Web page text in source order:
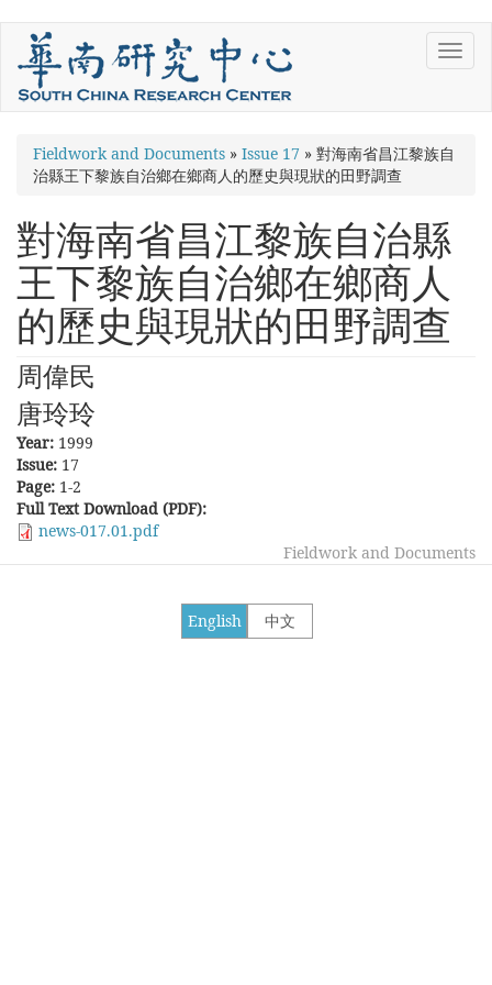
Skip
main
content
You
are
here
Fieldwork and Documents » Issue 17 » 對海南省昌江黎族自
治縣王下黎族自治鄉在鄉商人的歷史與現狀的田野調查
對海南省昌江黎族自治縣
王下黎族自治鄉在鄉商人
的歷史與現狀的田野調查
周偉民
唐玲玲
Year: 1999
Issue: 17
Page: 1-2
Full Text Download (PDF):
news-017.01.pdf
Fieldwork and Documents
中文
English